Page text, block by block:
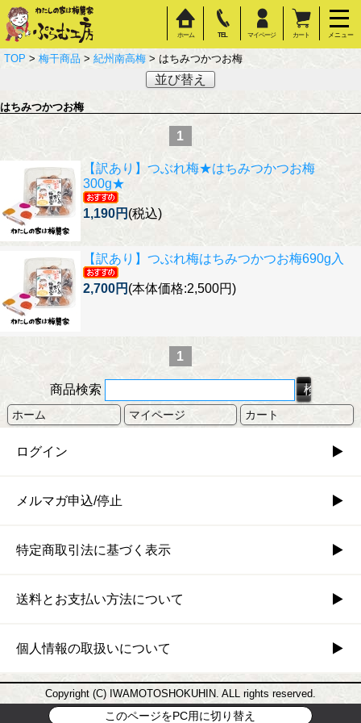
ホーム TEL マイページ カート メニュー
TOP > 梅干商品 > 紀州南高梅 > はちみつかつお梅
並び替え
はちみつかつお梅
1
【訳あり】 つぶれ梅★はちみつかつお梅
300g★
1,190円 (税込)
【訳あり】 つぶれ梅はちみつかつお梅690g入
2,700円 (本体価格:2,500円)
1
商品検索
ホーム マイページ カート
ログイン
メルマガ申込/停止
特定商取引法に基づく表示
送料とお支払い方法について
個人情報の取扱いについて
Copyright (C) IWAMOTOSHOKUHIN. ALL rights reserved.
このページをPC用に切り替え